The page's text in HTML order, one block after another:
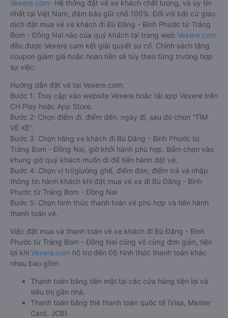
Vexere.com- Hệ thống đặt vé xe khách chất lượng, và uy tín
nhất tại Việt Nam, đảm bảo giữ chỗ 100%. Đối với bất cứ giao
dịch đặt mua vé xe khách đi Bù Đăng - Bình Phước từ Trảng
Bom - Đồng Nai nào của quý khách tại trang web Vexere.com
đều được Vexere cam kết giải quyết sự cố. Chính sách tặng
coupon giảm giá hoặc hoàn tiền sẽ tùy theo từng trường hợp
sự việc.
Hướng dẫn đặt vé tại Vexere.com:
Bước 1: Truy cập vào website Vexere hoặc tải app Vexere trên
CH Play hoặc App Store.
Bước 2: Chọn điểm đi, điểm đến, ngày đi, sau đó chọn “TÌM
VÉ XE”.
Bước 3: Chọn hãng xe khách đi Bù Đăng - Bình Phước từ
Trảng Bom - Đồng Nai, giờ khởi hành phù hợp. Bấm chọn vào
khung giờ quý khách muốn đi để tiến hành đặt vé.
Bước 4: Chọn vị trí/giường ghế, điểm đón, điểm trả và nhập
thông tin hành khách khi đặt mua vé xe đi Bù Đăng - Bình
Phước từ Trảng Bom - Đồng Nai
Bước 5: Chọn hình thức thanh toán vé phù hợp và tiến hành
thanh toán vé.
Việc đặt mua và thanh toán vé xe khách đi Bù Đăng - Bình
Phước từ Trảng Bom - Đồng Nai cũng vô cùng đơn giản, tiện
lợi khi Vexere.com hỗ trợ đến 06 hình thức thanh toán khác
nhau bao gồm:
Thanh toán bằng tiền mặt tại các cửa hàng tiện lợi và
siêu thị gần nhà.
Thanh toán bằng thẻ thanh toán quốc tế (Visa, Master
Card, JCB).